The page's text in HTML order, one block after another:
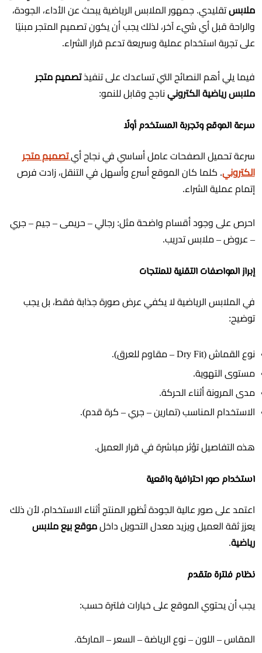
ملابس تقليدي. جمهور الملابس الرياضية يبحث عن الأداء، الجودة،
والراحة قبل أي شيء آخر، لذلك يجب أن يكون تصميم المتجر مبنيًا
على تجربة استخدام عملية وسريعة تدعم قرار الشراء.
فيما يلي أهم النصائح التي تساعدك على تنفيذتصميم متجر
ملابس رياضية الكتروني ناجح وقابل للنمو:
سرعة الموقع وتجربة المستخدم أولًا
سرعة تحميل الصفحات عامل أساسي في نجاح أي تصميم متجر
الكتروني. كلما كان الموقع أسرع وأسهل في التنقل، زادت فرص
إتمام عملية الشراء.
احرص على وجود أقسام واضحة مثل: رجالي – حريمى – جيم – جري
– عروض – ملابس تدريب.
إبراز المواصفات التقنية للمنتجات
في الملابس الرياضية لا يكفي عرض صورة جذابة فقط، بل يجب
توضيح:
نوع القماش (Dry Fit – مقاوم للعرق).
مستوى التهوية.
مدى المرونة أثناء الحركة.
الاستخدام المناسب (تمارين – جري – كرة قدم).
هذه التفاصيل تؤثر مباشرة في قرار العميل.
استخدام صور احترافية واقعية
اعتمد على صور عالية الجودة تُظهر المنتج أثناء الاستخدام، لأن ذلك
يعزز ثقة العميل ويزيد معدل التحويل داخلموقع بيع ملابس
رياضية.
نظام فلترة متقدم
يجب أن يحتوي الموقع على خيارات فلترة حسب:
المقاس – اللون – نوع الرياضة – السعر – الماركة.